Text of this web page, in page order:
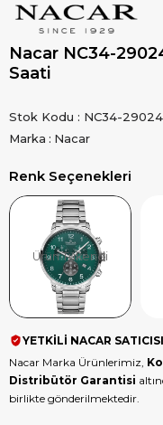
Nacar NC34-
Saati
Stok Kodu
NC34-
Marka : Nacar
Renk Seçenekleri
Ürün Tükendi
YETKİLİ NACAR SATICISI
Nacar Marka Ürünlerimiz,
Distribütör Garantisi
birlikte gönderilmektedir.